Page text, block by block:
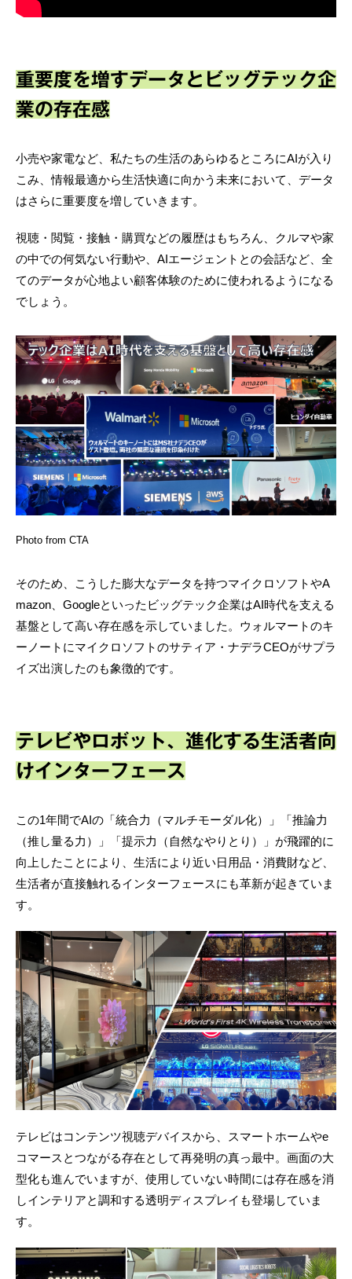
重要度を増すデータとビッグテック企
業の存在感
小売や家電など、私たちの生活のあらゆるところにAIが入り
こみ、情報最適から生活快適に向かう未来において、データ
はさらに重要度を増していきます。
視聴・閲覧・接触・購買などの履歴はもちろん、クルマや家
の中での何気ない行動や、AIエージェントとの会話など、全
てのデータが心地よい顧客体験のために使われるようになる
でしょう。
Photo from CTA
そのため、こうした膨大なデータを持つマイクロソフトやA
mazon、Googleといったビッグテック企業はAI時代を支える
基盤として高い存在感を示していました。ウォルマートのキ
ーノートにマイクロソフトのサティア・ナデラCEOがサプラ
イズ出演したのも象徴的です。
テレビやロボット、進化する生活者向
けインターフェース
この1年間でAIの「統合力（マルチモーダル化）」「推論力
（推し量る力）」「提示力（自然なやりとり）」が飛躍的に
向上したことにより、生活により近い日用品・消費財など、
生活者が直接触れるインターフェースにも革新が起きていま
す。
テレビはコンテンツ視聴デバイスから、スマートホームやe
コマースとつながる存在として再発明の真っ最中。画面の大
型化も進んでいますが、使用していない時間には存在感を消
しインテリアと調和する透明ディスプレイも登場していま
す。